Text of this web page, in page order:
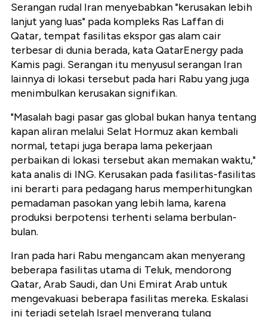
Serangan rudal Iran menyebabkan "kerusakan lebih
lanjut yang luas" pada kompleks Ras Laffan di
Qatar, tempat fasilitas ekspor gas alam cair
terbesar di dunia berada, kata QatarEnergy pada
Kamis pagi. Serangan itu menyusul serangan Iran
lainnya di lokasi tersebut pada hari Rabu yang juga
menimbulkan kerusakan signifikan.
"Masalah bagi pasar gas global bukan hanya tentang
kapan aliran melalui Selat Hormuz akan kembali
normal, tetapi juga berapa lama pekerjaan
perbaikan di lokasi tersebut akan memakan waktu,"
kata analis di ING. Kerusakan pada fasilitas-fasilitas
ini berarti para pedagang harus memperhitungkan
pemadaman pasokan yang lebih lama, karena
produksi berpotensi terhenti selama berbulan-
bulan.
Iran pada hari Rabu mengancam akan menyerang
beberapa fasilitas utama di Teluk, mendorong
Qatar, Arab Saudi, dan Uni Emirat Arab untuk
mengevakuasi beberapa fasilitas mereka. Eskalasi
ini terjadi setelah Israel menyerang tulang